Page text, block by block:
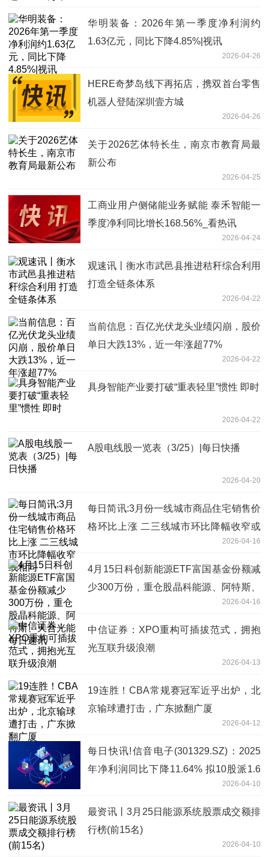
华明装备：2026年第一季度净利润约
1.63亿元，同比下降4.85%|视讯
2026-04-26
HERE奇梦岛线下再拓店，携双首台零售
机器人登陆深圳壹方城
2026-04-26
关于2026艺体特长生，南京市教育局最
新公布
2026-04-25
工商业用户侧储能业务赋能 泰禾智能一
季度净利同比增长168.56%_看热讯
2026-04-24
观速讯丨衡水市武邑县推进秸秆综合利用
打造全链条体系
2026-04-22
当前信息：百亿光伏龙头业绩闪崩，股价
单日大跌13%，近一年涨超77%
2026-04-22
具身智能产业要打破“重表轻里”惯性 即时
2026-04-22
A股电线股一览表（3/25）|每日快播
2026-04-20
每日简讯:3月份一线城市商品住宅销售价
格环比上涨 二三线城市环比降幅收窄或
2026-04-16
4月15日科创新能源ETF富国基金份额减
少300万份，重仓股晶科能源、阿特斯、
2026-04-16
中信证券：XPO重构可插拔范式，拥抱
光互联升级浪潮
2026-04-13
19连胜！CBA常规赛冠军近乎出炉，北
京输球遭打击，广东掀翻广厦
2026-04-12
每日快讯!信音电子(301329.SZ)：2025
年净利润同比下降11.64% 拟10股派1.6
2026-04-10
最资讯丨3月25日能源系统股票成交额排
行榜(前15名)
2026-04-10